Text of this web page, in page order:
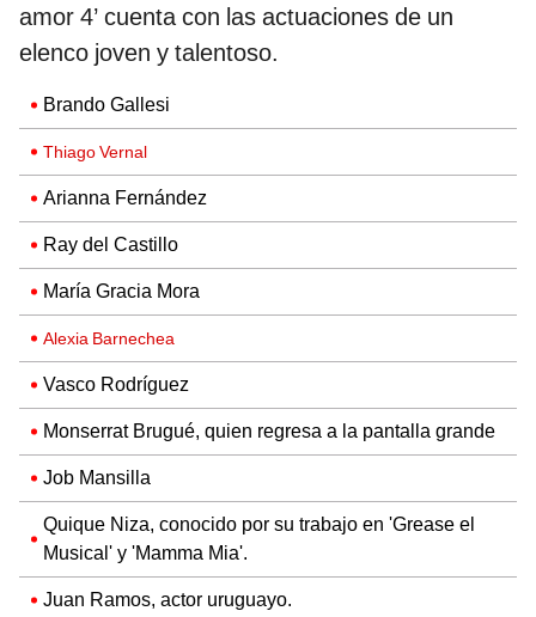
amor 4’ cuenta con las actuaciones de un
elenco joven y talentoso.
Brando Gallesi
Thiago Vernal
Arianna Fernández
Ray del Castillo
María Gracia Mora
Alexia Barnechea
Vasco Rodríguez
Monserrat Brugué, quien regresa a la pantalla grande
Job Mansilla
Quique Niza, conocido por su trabajo en 'Grease el
Musical' y 'Mamma Mia'.
Juan Ramos, actor uruguayo.